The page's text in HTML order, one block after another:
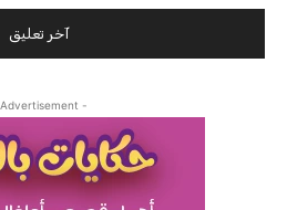
- Advertisement -